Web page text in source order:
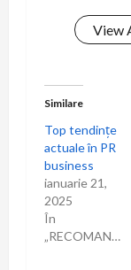
View
Similare
Top tendințe
actuale în PR
business
ianuarie 21,
2025
În
„RECOMANDARI”